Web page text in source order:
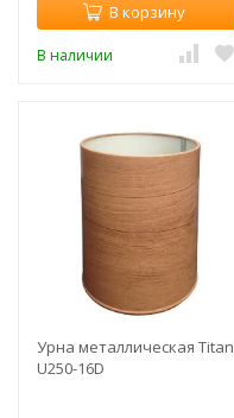
В корзину
В наличии
Урна металлическая Titan
U250-16D